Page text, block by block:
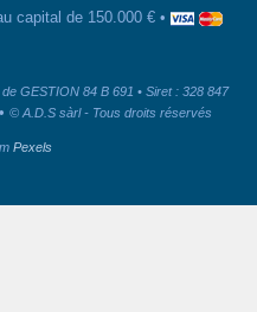
capital de 150.000 € •
GESTION 84 B 691 • Siret : 328 847
• © A.D.S sàrl - Tous droits réservés
Pexels